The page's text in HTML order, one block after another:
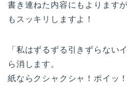
書き連ねた内容にもよります
もスッキリしますよ！
「私はずるずる引きずらない
ら消します。
紙ならクシャクシャ！ポイッ！